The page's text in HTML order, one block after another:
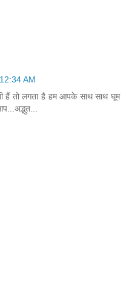
AM
हैं तो लगता है हम आपके साथ साथ घूम